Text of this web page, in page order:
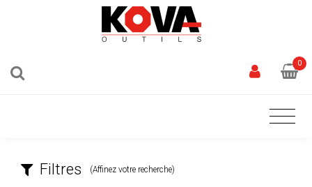
0
Filtres (Affinez votre recherche)